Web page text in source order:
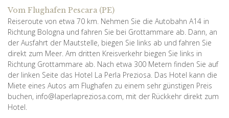
Vom Flughafen Pescara (PE)
Reiseroute von etwa 70 km. Nehmen Sie die Autobahn A14 in
Richtung Bologna und fahren Sie bei Grottammare ab. Dann, an
der Ausfahrt der Mautstelle, biegen Sie links ab und fahren Sie
direkt zum Meer. Am dritten Kreisverkehr biegen Sie links in
Richtung Grottammare ab. Nach etwa 300 Metern finden Sie auf
der linken Seite das Hotel La Perla Preziosa. Das Hotel kann die
Miete eines Autos am Flughafen zu einem sehr günstigen Preis
buchen, info@laperlapreziosa.com, mit der Rückkehr direkt zum
Hotel.